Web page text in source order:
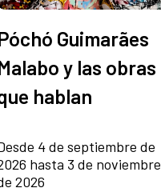
Guimarães
y las obras
hablan
4 de septiembre de
hasta 3 de noviembre
2026